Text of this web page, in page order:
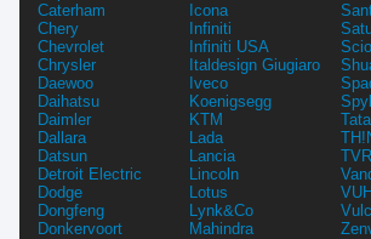
Caterham
Chery
Chevrolet
Chrysler
Daewoo
Daihatsu
Daimler
Dallara
Datsun
Detroit Electric
Dodge
Dongfeng
Donkervoort
Icona
Infiniti
Infiniti USA
Italdesign Giugiaro
Iveco
Koenigsegg
KTM
Lada
Lancia
Lincoln
Lotus
Lynk&Co
Mahindra
Tata
TVR